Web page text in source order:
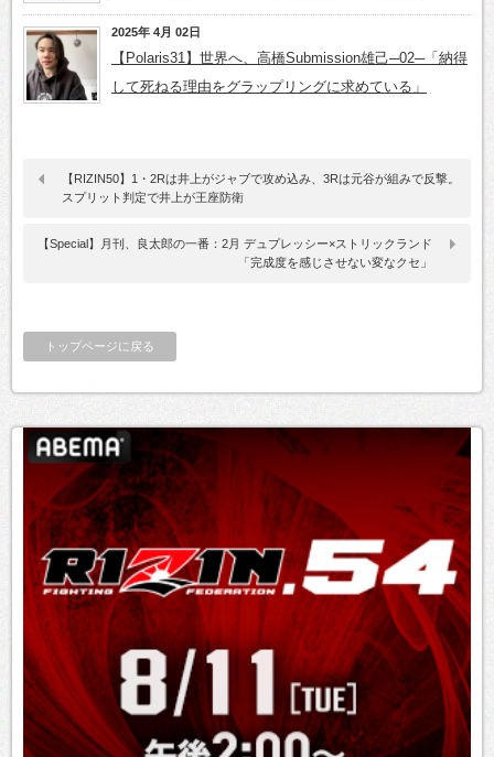
2025年 4月 02日
【Polaris31】世界へ、高橋Submission雄己─02─「納得
して死ねる理由をグラップリングに求めている」
【RIZIN50】1・2Rは井上がジャブで攻め込み、3Rは元谷が組みで反撃。
スプリット判定で井上が王座防衛
【Special】月刊、良太郎の一番：2月 デュプレッシー×ストリックランド
「完成度を感じさせない変なクセ」
トップページに戻る